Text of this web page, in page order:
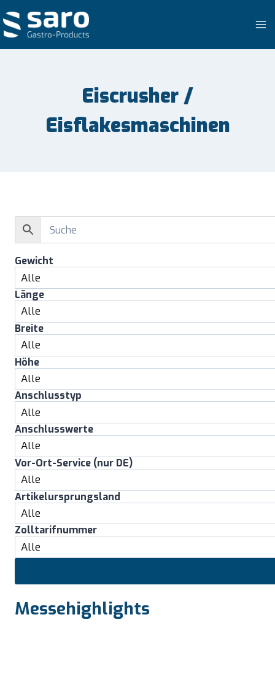
Inhalt
springen
Eiscrusher /
Eisflakesmaschinen
Gewicht
Länge
Breite
Höhe
Anschlusstyp
Anschlusswerte
Vor-Ort-Service (nur DE)
Artikelursprungsland
Zolltarifnummer
Messehighlights